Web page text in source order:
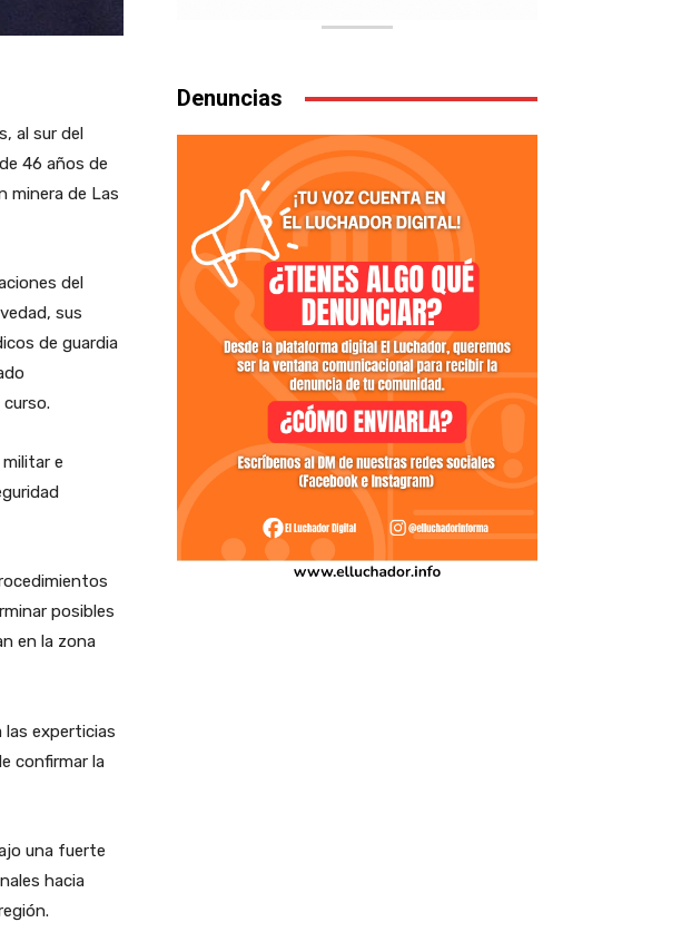
al sur del
46 años de
minera de Las
del
sus
de guardia
e
posibles
en la zona
las experticias
confirmar la
una fuerte
hacia
Denuncias